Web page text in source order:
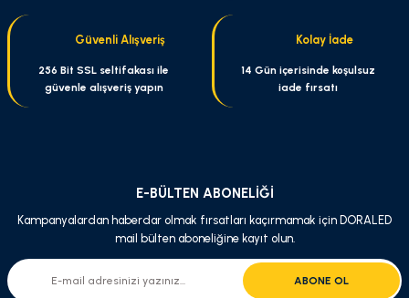
Güvenli Alışveriş
256 Bit SSL seltifakası ile
güvenle alışveriş yapın
Kolay İade
14 Gün içerisinde koşulsuz
iade fırsatı
E-BÜLTEN ABONELİĞİ
Kampanyalardan haberdar olmak fırsatları kaçırmamak için DORALED
mail bülten aboneliğine kayıt olun.
ABONE OL